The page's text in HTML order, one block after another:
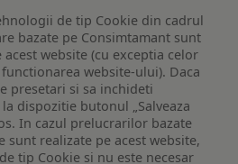
de tip Cookie din cadrul
bazate pe Consimtamant sunt
acest website (cu exceptia celor
website-ului). Daca
presetari si sa inchideti
dispozitie butonul „Salveaza
In cazul prelucrarilor bazate
sunt realizate pe acest website,
tip Cookie si nu este necesar